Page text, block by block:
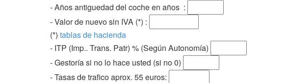
- Años antiguedad del coche en años :
- Valor de nuevo sin IVA (*) :
(*) tablas de hacienda
- ITP (Imp.. Trans. Patr) % (Según Autonomía)
- Gestoría si no lo hace usted (si no 0)
-Tasas de trafico aprox. 55 euros: